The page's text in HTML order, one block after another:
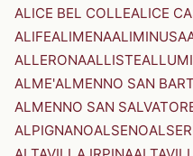
ALICE BEL COLLEALICE
ALIFEALIMENAALIMINUSA
ALLERONAALLISTE
ALME'ALMENNO SAN
ALMENNO SAN
ALPIGNANOALSENO